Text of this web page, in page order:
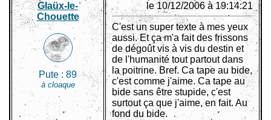
Glaüx-le-
Chouette
Pute :89
à cloaque
le 10/12/2006 à 19:14:21
C'est un super texte à mes yeux
aussi. Et ça m'a fait des frissons
de dégoût vis à vis du destin et
de l'humanité tout partout dans
la poitrine. Bref. Ca tape au bide,
c'est comme j'aime. Ca tape au
bide sans être stupide, c'est
surtout ça que j'aime, en fait. Au
fond du bide.